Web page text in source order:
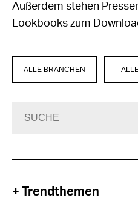
Außerdem stehen
Lookbooks zum
ALLE BRANCHEN
+ Trendthemen